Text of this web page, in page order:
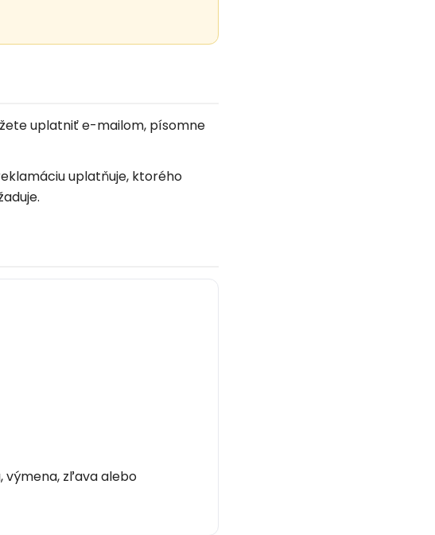
uplatniť e-mailom, písomne
uplatňuje, ktorého
výmena, zľava alebo